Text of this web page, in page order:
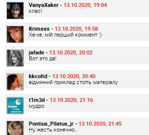
VanyaXaker - 13.10.2020, 19:04
клас!
Krimsss - 13.10.2020, 19:58
Хе-хе, мій перший коммент :)
jafade - 13.10.2020, 20:02
Вот это да!
kkcoltd - 13.10.2020, 20:40
відмінний приклад стоїть матеріалу
t1m3d - 13.10.2020, 21:16
мудро
Pontius_Pilatus_jr - 13.10.2020, 21:45
Ну жесть конечно…